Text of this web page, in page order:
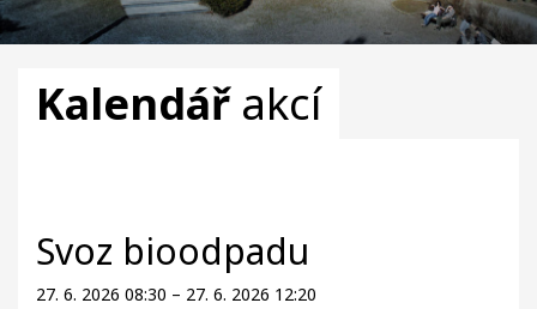
Kalendářakcí
Svoz bioodpadu
27. 6. 2026 08:30 – 27. 6. 2026 12:20